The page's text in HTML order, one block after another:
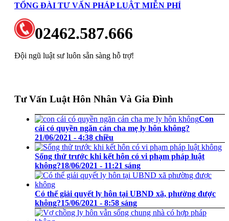
TỔNG ĐÀI TƯ VẤN PHÁP LUẬT MIỄN PHÍ
02462.587.666
Đội ngũ luật sư luôn sẵn sàng hỗ trợ!
Tư Vấn Luật Hôn Nhân Và Gia Đình
Con
cái có quyền ngăn cản cha mẹ ly hôn không?
21/06/2021 - 4:38 chiều
Sống thử trước khi kết hôn có vi phạm pháp luật
không?18/06/2021 - 11:21 sáng
Có thể giải quyết ly hôn tại UBND xã, phường được
không?15/06/2021 - 8:58 sáng